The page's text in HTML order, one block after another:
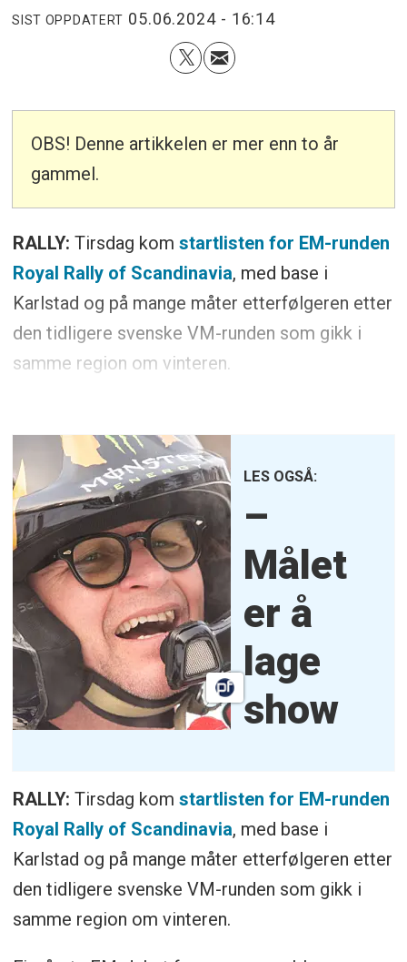
SIST OPPDATERT 05.06.2024 - 16:14
OBS! Denne artikkelen er mer enn to år
gammel.
RALLY: Tirsdag kom startlisten for EM-runden
Royal Rally of Scandinavia, med base i
Karlstad og på mange måter etterfølgeren etter
den tidligere svenske VM-runden som gikk i
samme region om vinteren.
LES OGSÅ:
–
Målet
er å
lage
show
RALLY: Tirsdag kom startlisten for EM-runden
Royal Rally of Scandinavia, med base i
Karlstad og på mange måter etterfølgeren etter
den tidligere svenske VM-runden som gikk i
samme region om vinteren.